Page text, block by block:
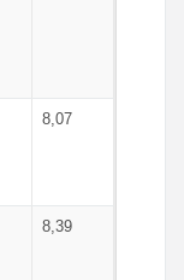
8,07
8,39